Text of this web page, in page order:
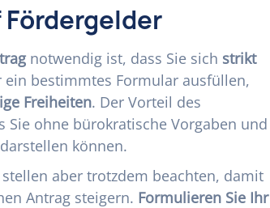
notwendig ist, dass Sie sich strikt
ein bestimmtes Formular ausfüllen,
Freiheiten. Der Vorteil des
ohne bürokratische Vorgaben und
können.
aber trotzdem beachten, damit
Antrag steigern. Formulieren Sie Ihr